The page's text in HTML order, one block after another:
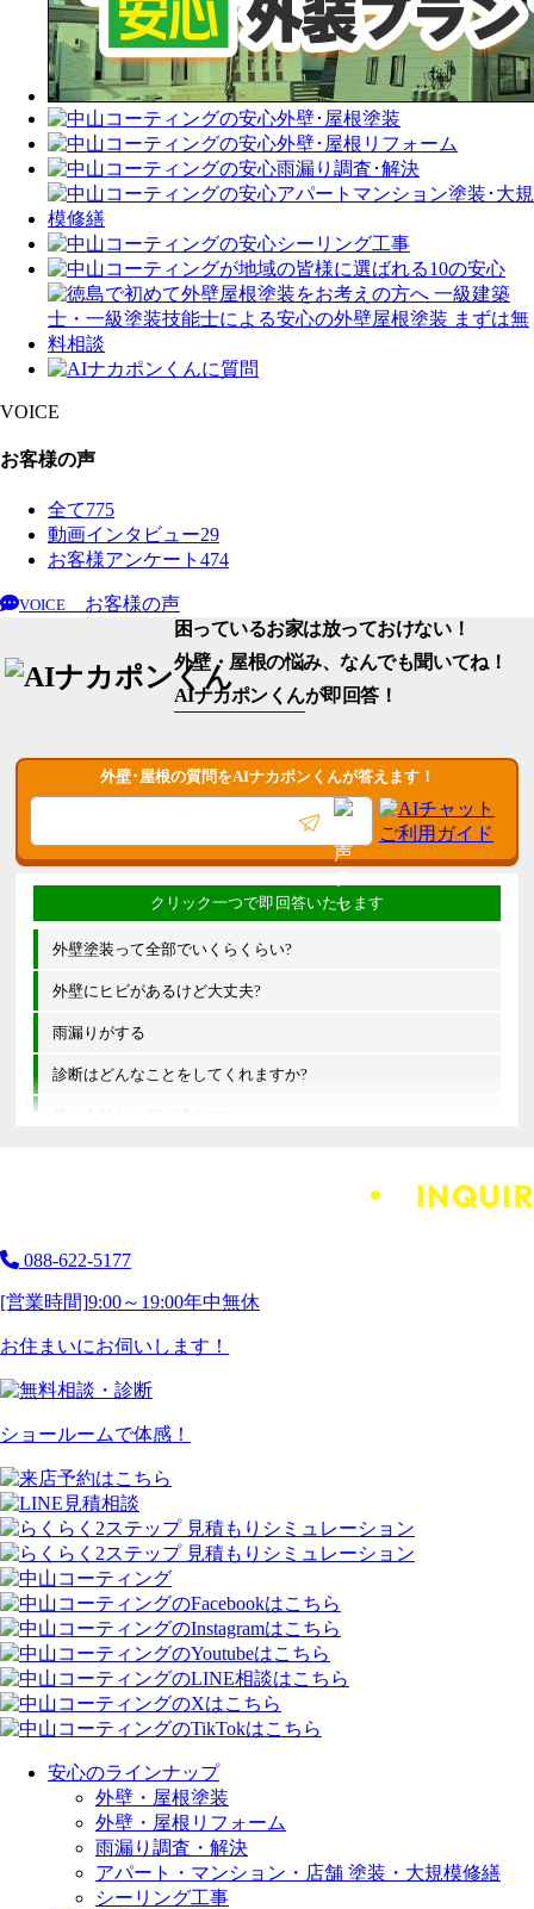
VOICE
お客様の声
全て775
動画インタビュー29
お客様アンケート 474
VOICE
お客様の声
困っているお家は放っておけない！
外壁・屋根の悩み、なんでも聞いてね！
AIナカポンくんが即回答！
外壁･屋根の質問をAIナカポンくんが答えます！
外壁塗装って全部でいくらくらい?
外壁にヒビがあるけど大丈夫?
雨漏りがする
診断はどんなことをしてくれますか?
他の会社とは何が違うの?
088-622-5177
[営業時間]9:00～19:00年中無休
お住まいにお伺いします！
ショールームで体感！
安心のラインナップ
外壁・屋根塗装
外壁・屋根リフォーム
雨漏り調査・解決
アパート・マンション・店舗 塗装・大規模修繕
シーリング工事